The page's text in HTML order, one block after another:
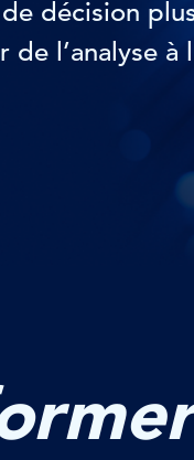
décision
de l’analyse